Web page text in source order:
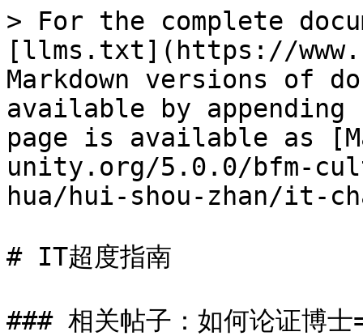
> For the complete
[llms.txt](https://
Markdown versions of
available by
page is available as
unity.org/5.0.0/bfm-
hua/hui-shou-zhan/it-
# IT超度指南
### 相关帖子：如何论证博士